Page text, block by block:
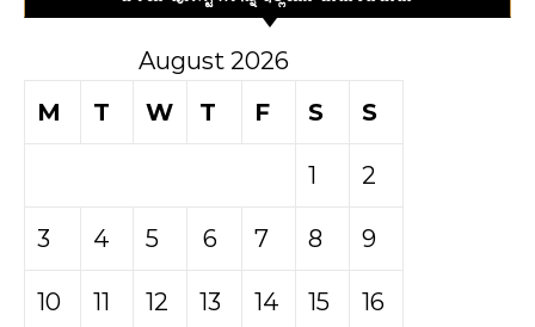
August 2026
M
T W T F S S
1 2
3 4 5 6 7 8 9
10 11 12 13 14 15 16